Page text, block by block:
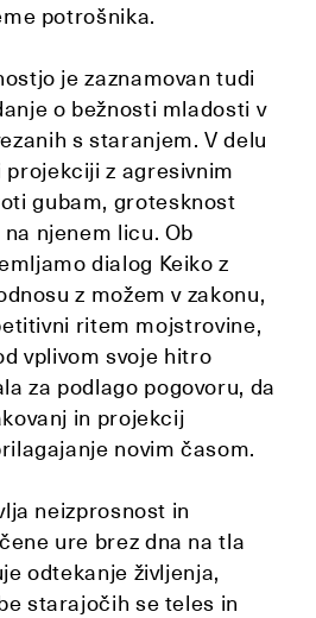
potrošnika.
je zaznamovan tudi
o bežnosti mladosti v
s staranjem. V delu
z agresivnim
gubam, grotesknost
njenem licu. Ob
dialog Keiko z
z možem v zakonu,
ritem mojstrovine,
vplivom svoje hitro
za podlago pogovoru, da
in projekcij
novim časom.
neizprosnost in
ure brez dna na tla
odtekanje življenja,
starajočih se teles in